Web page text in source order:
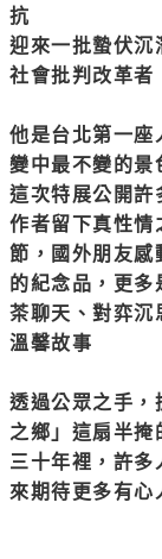
抗
迎來一批蟄伏沉
社會批判改革者
他是台北第一座
變中最不變的景
這次特展公開許
作者留下真性情
節，國外朋友感
的紀念品，更
茶聊天、對弈沉
溫馨故事
透過公眾之手，
之鄉」這扇半掩
三十年裡，許
來期待更多有